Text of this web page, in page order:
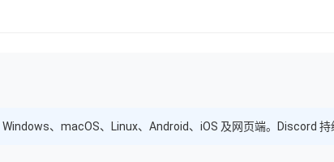
、macOS、Linux、Android、iOS 及网页端。Discord